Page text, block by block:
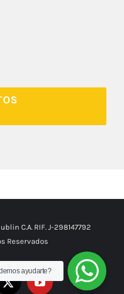
C.A. RIF. J-298147792
Reservados
X YouTube
ayudarte?